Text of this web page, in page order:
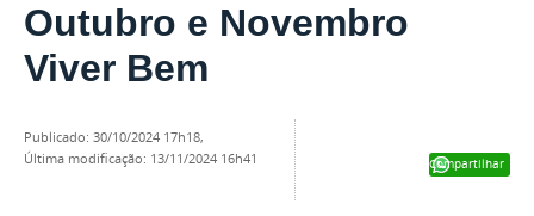
Outubro e Novembro
Viver Bem
Compartilhar
publicado: 30/10/2024 17h18,
última modificação: 13/11/2024 16h41